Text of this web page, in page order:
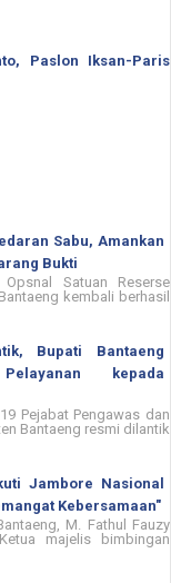
Paslon Iksan-Paris
Sabu, Amankan
Bukti
Satuan Reserse
kembali berhasil
Bupati Bantaeng
kepada
Pejabat Pengawas dan
Bantaeng resmi dilantik
Jambore Nasional
Kebersamaan"
M. Fathul Fauzy
majelis bimbingan